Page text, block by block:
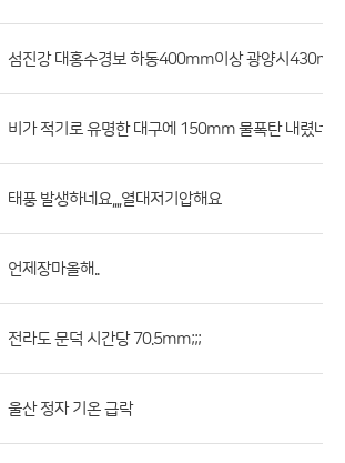
섬진강 대홍수경보 하동400mm이상 광양시
비가 적기로 유명한 대구에 150mm 물폭탄 내렸네요.
태풍 발생하네요,,,,열대저기압해요
언제장마올해..
전라도 문덕 시간당 70.5mm;;;
울산 정자 기온 급락